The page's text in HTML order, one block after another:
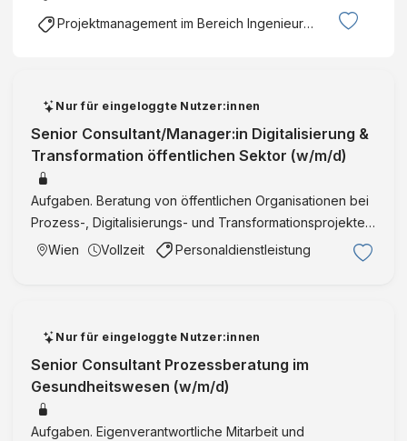
Projektmanagement im Bereich Ingenieurswesen
Nur für eingeloggte Nutzer:innen
Senior Consultant/Manager:in Digitalisierung &
Transformation öffentlichen Sektor (w/m/d)
Aufgaben. Beratung von öffentlichen Organisationen bei
Prozess-, Digitalisierungs- und Transformationsprojekten
Analyse und Optimierung von Geschäftsprozessen,
Wertschöpfungsketten und Datenflüssen Durchführung
Wien Vollzeit Personaldienstleistung
Nur für eingeloggte Nutzer:innen
Senior Consultant Prozessberatung im
Gesundheitswesen (w/m/d)
Aufgaben. Eigenverantwortliche Mitarbeit und